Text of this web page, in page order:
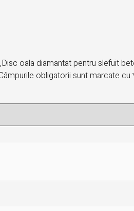
oala diamantat pentru slefuit
obligatorii sunt marcate cu